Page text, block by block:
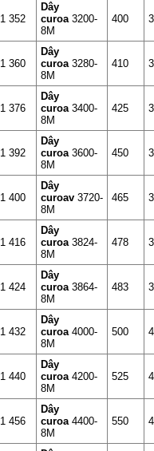
1 352
Dây
curoa 3200-
8M
400
1 360
Dây
curoa 3280-
8M
410
1 376
Dây
curoa 3400-
8M
425
1 392
Dây
curoa 3600-
8M
450
1 400
Dây
curoav 3720-
8M
465
1 416
Dây
curoa 3824-
8M
478
1 424
Dây
curoa 3864-
8M
483
1 432
Dây
curoa 4000-
8M
500
1 440
Dây
curoa 4200-
8M
525
1 456
Dây
curoa 4400-
8M
550